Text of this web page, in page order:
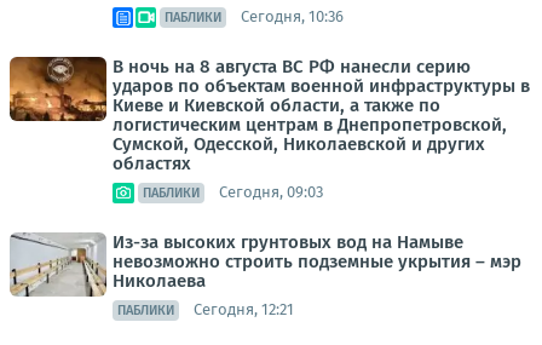
ПАБЛИКИ Сегодня, 10:36
В ночь на 8 августа ВС РФ нанесли серию
ударов по объектам военной инфраструктуры в
Киеве и Киевской области, а также по
логистическим центрам в Днепропетровской,
Сумской, Одесской, Николаевской и других
областях
ПАБЛИКИ Сегодня, 09:03
Из-за высоких грунтовых вод на Намыве
невозможно строить подземные укрытия – мэр
Николаева
ПАБЛИКИ Сегодня, 12:21